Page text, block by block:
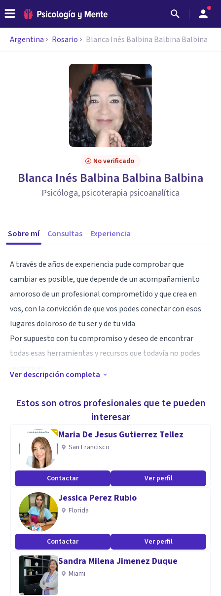
Argentina Rosario Blanca Inés Balbina Balbina Balbina
No verificado
Blanca Inés Balbina Balbina Balbina
Psicóloga, psicoterapia psicoanalítica
Sobre mí Consultas Experiencia
A través de años de experiencia pude comprobar que
cambiar es posible, que depende de un acompañamiento
amoroso de un profesional comprometido y que crea en
vos, con la convicción de que vos podes conectar con esos
lugares doloroso de tu ser y de tu vida
Por supuesto con tu compromiso y deseo de encontrar
todas esas herramientas y recursos que todavía no podes
abrazo. Blanca
Psicóloga, psicoterapeuta psicoanalista, especialista en
psiconeuroemocion, clínica psicosomática, violencia de
género y mediadora
Aptitudes
Ser empática ,amorosa, comprometida, son cualidades que
definen mí práctica profesional lo cual adquiri a lo largo de
años de experiencia en la profesión
Ver descripción completa
Estos son otros profesionales que te pueden
interesar
Maria De Jesus Gutierrez Tellez
San Francisco
Contactar Ver perfil
Jessica Perez Rubio
Florida
Contactar Ver perfil
Sandra Milena Jimenez Duque
Miami